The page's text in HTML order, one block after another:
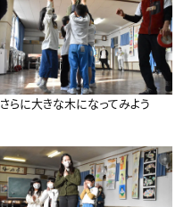
さらに大きな木になってみよう